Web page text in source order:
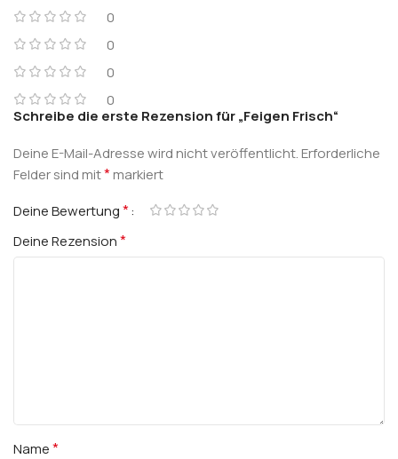
0
0
0
0
Schreibe die erste Rezension für „Feigen Frisch“
Deine E-Mail-Adresse wird nicht veröffentlicht.Erforderliche
Felder sind mit*markiert
Deine Bewertung*
Deine Rezension*
Name*